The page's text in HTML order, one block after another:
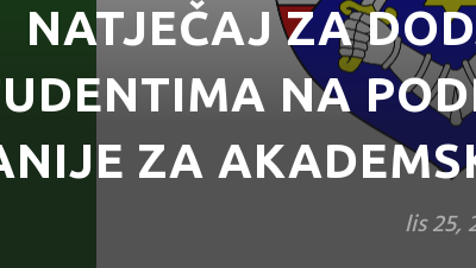
NATJEČAJ ZA
NA
ZA
lis 25,